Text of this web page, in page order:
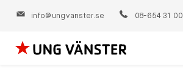
info@ungvanster.se 08-654 31 00
Hoppa